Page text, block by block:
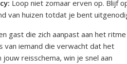
Loop niet zomaar erven op. Blijf
van huizen totdat je bent
gast die zich aanpast aan het ritme
van iemand die verwacht dat het
jouw reisschema, win je snel aan